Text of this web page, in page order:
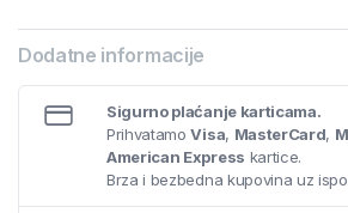
Dodatne informacije
Sigurno plaćanje karticama.
PrihvatamoVisa, MasterCard,
American Express kartice.
Brza i bezbedna kupovina uz